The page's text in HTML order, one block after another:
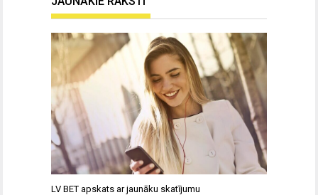
LV BET apskats ar jaunāku skatījumu